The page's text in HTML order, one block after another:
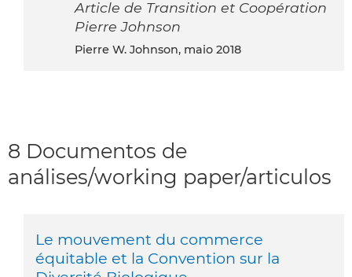
Article de Transition et Coopération
Pierre Johnson
Pierre W. Johnson, maio 2018
8 Documentos de
análises/working paper/articulos
Le mouvement du commerce
équitable et la Convention sur la